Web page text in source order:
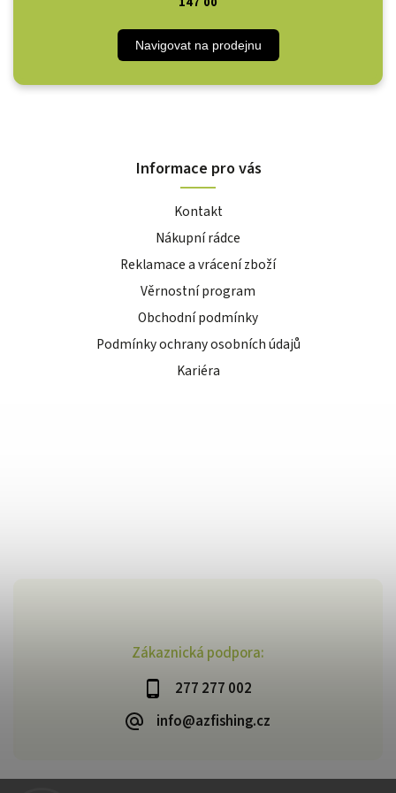
Zákaznická podpora:
277 277 002
info@azfishing.cz
Navigovat na prodejnu
Informace pro vás
Kontakt
Nákupní rádce
Reklamace a vrácení zboží
Věrnostní program
Obchodní podmínky
Podmínky ochrany osobních údajů
Kariéra